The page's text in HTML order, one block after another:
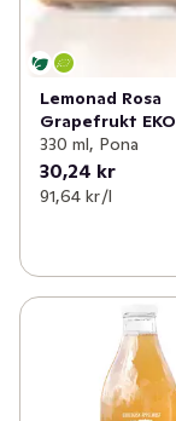
Lemonad Rosa
Grapefrukt EKO
330 ml, Pona
30,24 kr
91,64 kr /l